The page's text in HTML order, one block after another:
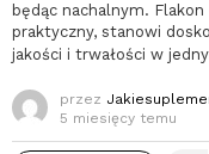
będąc nachalnym.
praktyczny, stanowi
jakości i trwałości w
przez
5 miesięcy temu